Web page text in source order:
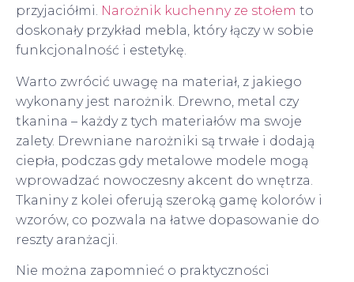
przyjaciółmi. Narożnik kuchenny ze stołem to
doskonały przykład mebla, który łączy w sobie
funkcjonalność i estetykę.
Warto zwrócić uwagę na materiał, z jakiego
wykonany jest narożnik. Drewno, metal czy
tkanina – każdy z tych materiałów ma swoje
zalety. Drewniane narożniki są trwałe i dodają
ciepła, podczas gdy metalowe modele mogą
wprowadzać nowoczesny akcent do wnętrza.
Tkaniny z kolei oferują szeroką gamę kolorów i
wzorów, co pozwala na łatwe dopasowanie do
reszty aranżacji.
Nie można zapomnieć o praktyczności